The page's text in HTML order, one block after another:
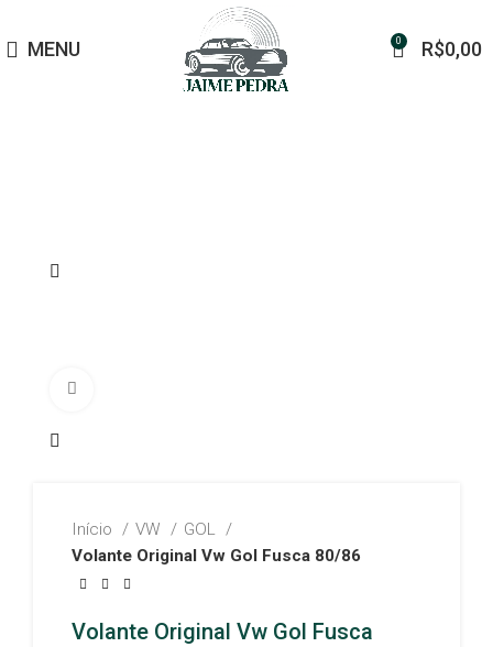
MENU 0 R$0,00
Início VW
GOL
Volante Original Vw Gol Fusca 80/86
Volante Original Vw Gol Fusca